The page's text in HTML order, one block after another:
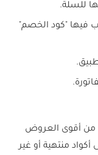
للسلة.
فيها "كود الخصم"
من أقوى العروض
منتهية أو غير